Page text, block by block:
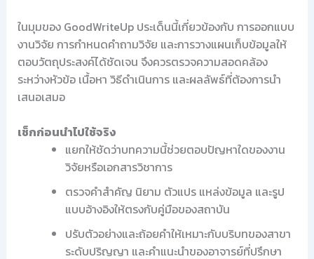
ในมุมของ GoodWriteUp ประเด็นนี้เกี่ยวข้องกับ การออกแบบ
งานวิจัย การกำหนดคำถามวิจัย และการวางแผนเก็บข้อมูลให้
ตอบวัตถุประสงค์ได้ชัดเจน จึงควรตรวจความสอดคล้อง
ระหว่างหัวข้อ เนื้อหา วิธีดำเนินการ และผลลัพธ์ที่ต้องการนำ
เสนอเสมอ
เช็กก่อนนำไปใช้จริง
แยกให้ชัดว่าบทความนี้ช่วยตอบปัญหาใดของงาน
วิจัยหรือเอกสารวิชาการ
ตรวจคำสำคัญ นิยาม ตัวแปร แหล่งข้อมูล และรูป
แบบอ้างอิงให้ตรงกับคู่มือของสถาบัน
ปรับตัวอย่างและถ้อยคำให้เหมาะกับบริบทของสาขา
ระดับปริญญา และคำแนะนำของอาจารย์ที่ปรึกษา